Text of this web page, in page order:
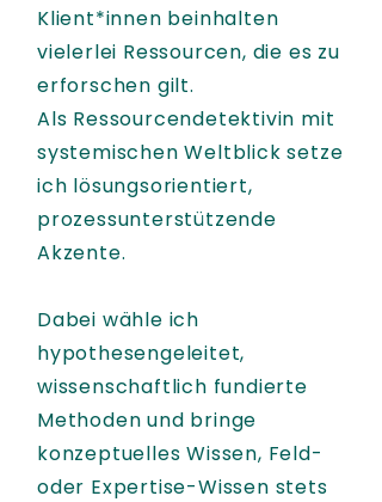
Klient*innen beinhalten
vielerlei Ressourcen, die es zu
erforschen gilt.
Als Ressourcendetektivin mit
systemischen Weltblick setze
ich lösungsorientiert,
prozessunterstützende
Akzente.
Dabei wähle ich
hypothesengeleitet,
wissenschaftlich fundierte
Methoden und bringe
konzeptuelles Wissen, Feld-
oder Expertise-Wissen stets